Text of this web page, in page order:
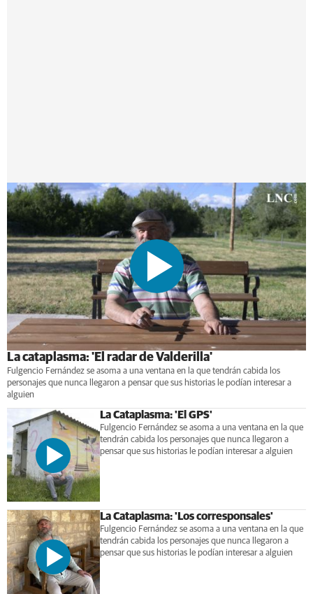
La cataplasma: 'El radar de Valderilla'
Fulgencio Fernández se asoma a una ventana en la que tendrán cabida los
personajes que nunca llegaron a pensar que sus historias le podían interesar a
alguien
La Cataplasma: 'El GPS'
Fulgencio Fernández se asoma a una ventana en la que
tendrán cabida los personajes que nunca llegaron a
pensar que sus historias le podían interesar a alguien
La Cataplasma: 'Los corresponsales'
Fulgencio Fernández se asoma a una ventana en la que
tendrán cabida los personajes que nunca llegaron a
pensar que sus historias le podían interesar a alguien